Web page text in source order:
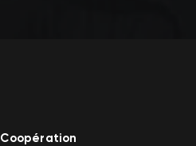
Coopération